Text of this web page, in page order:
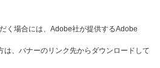
く場合には、Adobe社が提供するAdobe
、バナーのリンク先からダウンロードして